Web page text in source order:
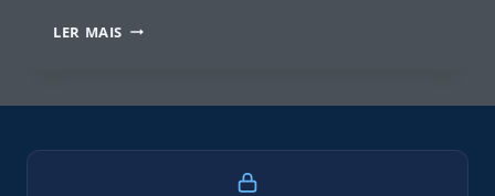
LER MAIS OS
GOVERNANÇA
LIDERANÇA,